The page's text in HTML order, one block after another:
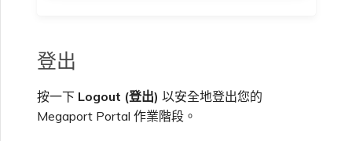
登出
按一下 Logout (登出) 以安全地登出您的
Megaport Portal 作業階段。